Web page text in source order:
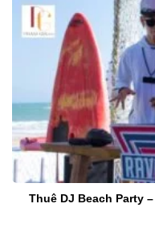
Thuê DJ Beach Party